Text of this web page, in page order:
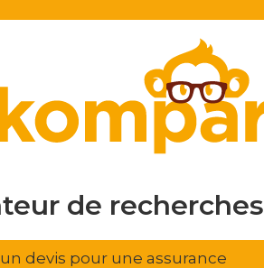
de recherches
devis pour une assurance